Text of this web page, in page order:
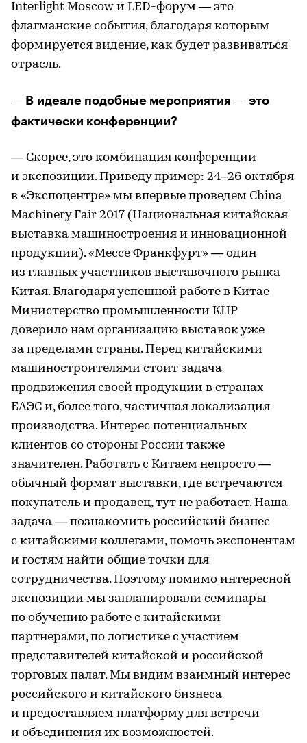
Interlight Moscow и LED-форум — это
флагманские события, благодаря которым
формируется видение, как будет развиваться
отрасль.
— В идеале подобные мероприятия — это
фактически конференции?
— Скорее, это комбинация конференции
и экспозиции. Приведу пример: 24–26 октября
в «Экспоцентре» мы впервые проведем China
Machinery Fair 2017 (Национальная китайская
выставка машиностроения и инновационной
продукции). «Мессе Франкфурт» — один
из главных участников выставочного рынка
Китая. Благодаря успешной работе в Китае
Министерство промышленности КНР
доверило нам организацию выставок уже
за пределами страны. Перед китайскими
машиностроителями стоит задача
продвижения своей продукции в странах
ЕАЭС и, более того, частичная локализация
производства. Интерес потенциальных
клиентов со стороны России также
значителен. Работать с Китаем непросто —
обычный формат выставки, где встречаются
покупатель и продавец, тут не работает. Наша
задача — познакомить российский бизнес
с китайскими коллегами, помочь экспонентам
и гостям найти общие точки для
сотрудничества. Поэтому помимо интересной
экспозиции мы запланировали семинары
по обучению работе с китайскими
партнерами, по логистике с участием
представителей китайской и российской
торговых палат. Мы видим взаимный интерес
российского и китайского бизнеса
и предоставляем платформу для встречи
и объединения их возможностей.